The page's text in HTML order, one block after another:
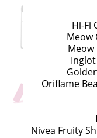
Hi-Fi
Meow
Oriflame
Nivea Fruity